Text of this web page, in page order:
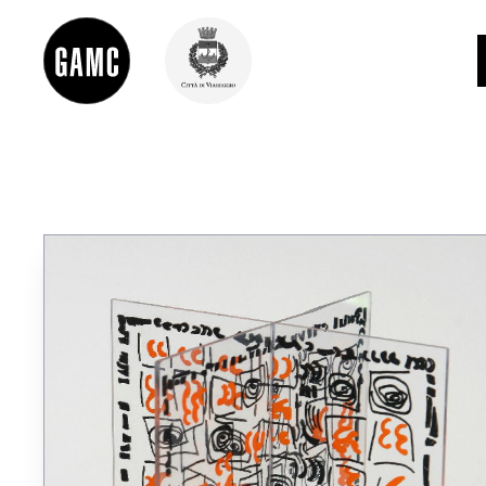
LE COLLEZIONI
GLI AUTORI
LORENZO VIANI
MOSTRE
EVENTI
PALAZZO DELLE MUSE